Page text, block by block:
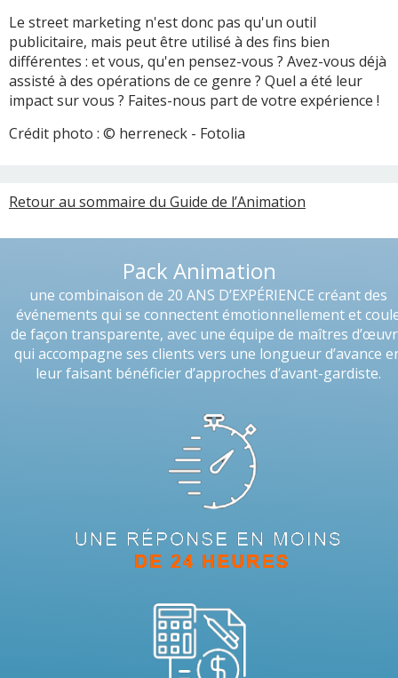
Le street marketing n'est donc pas qu'un outil
publicitaire, mais peut être utilisé à des fins bien
différentes : et vous, qu'en pensez-vous ? Avez-vous déjà
assisté à des opérations de ce genre ? Quel a été leur
impact sur vous ? Faites-nous part de votre expérience !
Crédit photo : © herreneck - Fotolia
Retour au sommaire du Guide de l’Animation
Pack Animation
une combinaison de 20 ANS D’EXPÉRIENCE créant des
événements qui se connectent émotionnellement et
de façon transparente, avec une équipe de maîtres
qui accompagne ses clients vers une longueur d’avance
leur faisant bénéficier d’approches d’avant-gardiste.